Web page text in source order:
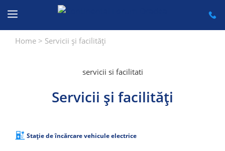
Home > Servicii și facilități
servicii si facilitati
Servicii și facilități
Stație de încărcare vehicule electrice